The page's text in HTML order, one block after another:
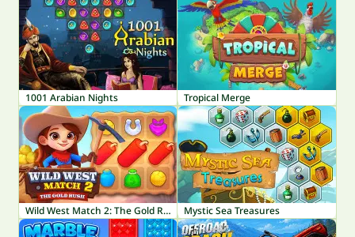
1001 Arabian Nights Tropical Merge
Wild West Match 2: The Gold Rush Mystic Sea Treasures